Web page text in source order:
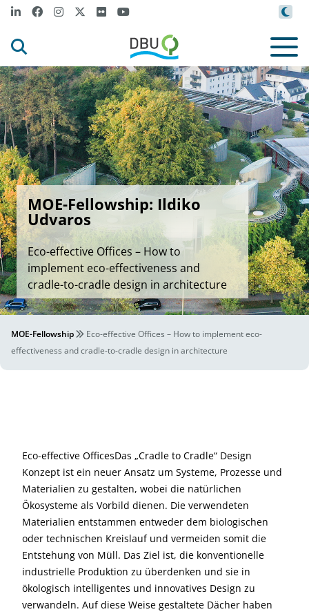
MOE-Fellowship: Ildiko
Udvaros
Eco-effective Offices – How to
implement eco-effectiveness and
cradle-to-cradle design in architecture
MOE-Fellowship
Eco-effective Offices – How to implement eco-
effectiveness and cradle-to-cradle design in architecture
Eco-effective OfficesDas „Cradle to Cradle“ Design
Konzept ist ein neuer Ansatz um Systeme, Prozesse und
Materialien zu gestalten, wobei die natürlichen
Ökosysteme als Vorbild dienen. Die verwendeten
Materialien entstammen entweder dem biologischen
oder technischen Kreislauf und vermeiden somit die
Entstehung von Müll. Das Ziel ist, die konventionelle
industrielle Produktion zu überdenken und sie in
ökologisch intelligentes und innovatives Design zu
verwandeln. Auf diese Weise gestaltete Dächer haben